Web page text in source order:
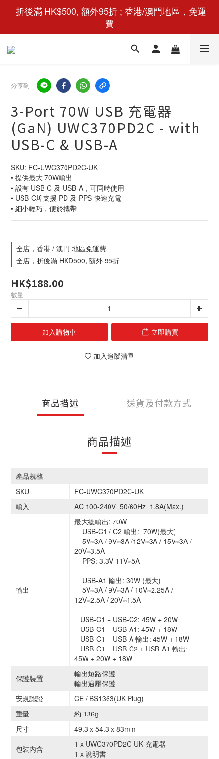
費
分享到
3-Port 70W USB 充電器
(GaN) UWC370PD2C - with
USB-C & USB-A
SKU: FC-UWC370PD2C-UK
• 提供最大 70W輸出
• 設有 USB-C 及 USB-A，可同時使用
• USB-C埠支援 PD 及 PPS 快速充電
• 細小輕巧，便於攜帶
全店，香港 / 澳門 地區免運費
全店，折後滿 HKD500, 額外 95折
HK$188.00
數量
加入購物車 立即購買
加入追蹤清單
商品描述 送貨及付款方式
商品描述
產品規格
SKU
FC-UWC370PD2C-UK
輸入
AC 100-240V 50/60Hz 1.8A(Max.)
輸出
最大總輸出: 70W
USB-C1 / C2 輸出: 70W(最大)
5V⎓3A / 9V⎓3A /12V⎓3A / 15V⎓3A /
20V⎓3.5A
PPS: 3.3V-11V⎓5A
USB-A1 輸出: 30W (最大)
5V⎓3A / 9V⎓3A / 10V⎓2.25A /
12V⎓2.5A / 20V⎓1.5A
USB-C1 + USB-C2: 45W + 20W
USB-C1 + USB-A1: 45W + 18W
USB-C1 + USB-A 輸出: 45W + 18W
USB-C1 + USB-C2 + USB-A1 輸出:
45W + 20W + 18W
保護裝置
輸出短路保護
輸出過壓保護
安規認證
CE / BS1363(UK Plug)
重量
約 136g
尺寸
49.3 x 54.3 x 83mm
包裝內含
1 x UWC370PD2C-UK 充電器
1 x 說明書